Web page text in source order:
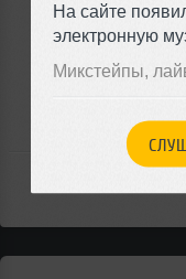
На сайте
электронную
Микстейпы,